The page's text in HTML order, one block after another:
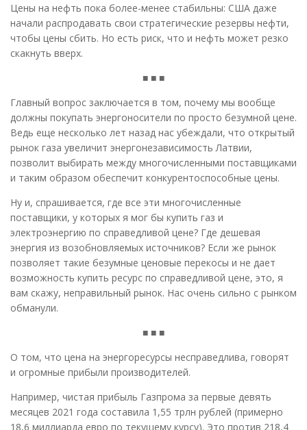
Цены на нефть пока более-менее стабильны: США даже
начали распродавать свои стратегические резервы нефти,
чтобы цены сбить. Но есть риск, что и нефть может резко
скакнуть вверх.
■ ■ ■
Главный вопрос заключается в том, почему мы вообще
должны покупать энергоносители по просто безумной цене.
Ведь еще несколько лет назад нас убеждали, что открытый
рынок газа увеличит энергонезависимость Латвии,
позволит выбирать между многочисленными поставщиками
и таким образом обеспечит конкурентоспособные цены.
Ну и, спрашивается, где все эти многочисленные
поставщики, у которых я мог бы купить газ и
электроэнергию по справедливой цене? Где дешевая
энергия из возобновляемых источников? Если же рынок
позволяет такие безумные ценовые перекосы и не дает
возможность купить ресурс по справедливой цене, это, я
вам скажу, неправильный рынок. Нас очень сильно с рынком
обманули.
■ ■ ■
О том, что цена на энергоресурсы несправедлива, говорят
и огромные прибыли производителей.
Например, чистая прибыль Газпрома за первые девять
месяцев 2021 года составила 1,55 трлн рублей (примерно
18,6 миллиарда евро по текущему курсу). Это против 218,4